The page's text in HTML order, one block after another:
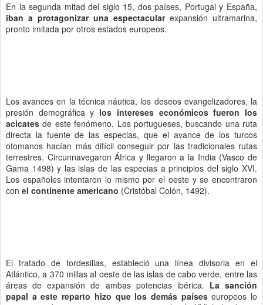
En la segunda mitad del siglo 15, dos países, Portugal y España,
iban a protagonizar una espectacular expansión ultramarina,
pronto imitada por otros estados europeos.
Los avances en la técnica náutica, los deseos evangelizadores, la
presión demográfica y los intereses económicos fueron los
acicatesde este fenómeno. Los portugueses, buscando una ruta
directa la fuente de las especias, que el avance de los turcos
otomanos hacían más difícil conseguir por las tradicionales rutas
terrestres. Circunnavegaron África y llegaron a la India (Vasco de
Gama 1498) y las islas de las especias a principios del siglo XVI.
Los españoles intentaron lo mismo por el oeste y se encontraron
con el continente americano (Cristóbal Colón, 1492).
El tratado de tordesillas, estableció una línea divisoria en el
Atlántico, a 370 millas al oeste de las islas de cabo verde, entre las
áreas de expansión de ambas potencias ibérica. La sanción
papal a este reparto hizo que los demás paíseseuropeos lo